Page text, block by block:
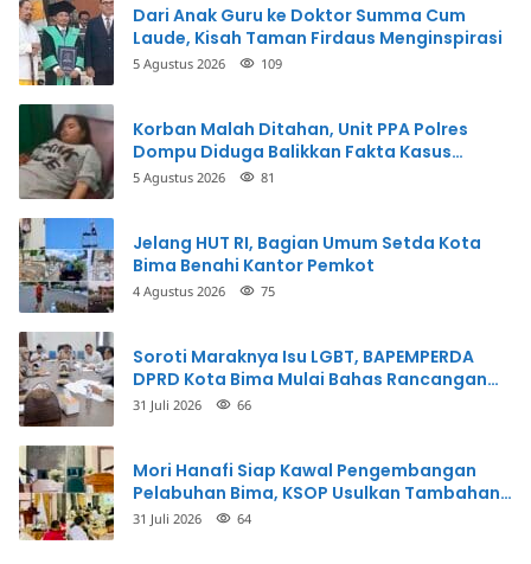
Dari Anak Guru ke Doktor Summa Cum
Laude, Kisah Taman Firdaus Menginspirasi
5 Agustus 2026 109
Korban Malah Ditahan, Unit PPA Polres
Dompu Diduga Balikkan Fakta Kasus
Penganiayaan
5 Agustus 2026 81
Jelang HUT RI, Bagian Umum Setda Kota
Bima Benahi Kantor Pemkot
4 Agustus 2026 75
Soroti Maraknya Isu LGBT, BAPEMPERDA
DPRD Kota Bima Mulai Bahas Rancangan
Perda Pencegahan
31 Juli 2026 66
Mori Hanafi Siap Kawal Pengembangan
Pelabuhan Bima, KSOP Usulkan Tambahan
Dermaga Rp400 Miliar
31 Juli 2026 64